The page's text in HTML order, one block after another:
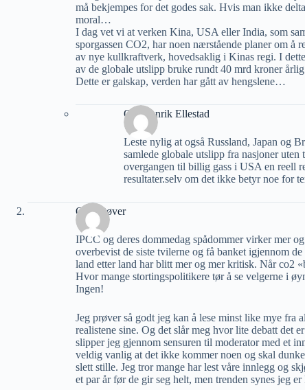
må bekjempes for det godes sak. Hvis man ikke
moral…
I dag vet vi at verken Kina, USA eller India, som
sporgassen CO2, har noen nærstående planer om å
av nye kullkraftverk, hovedsaklig i Kinas regi. I
av de globale utslipp bruke rundt 40 mrd kroner
Dette er galskap, verden har gått av hengslene…
Ole Henrik Ellestad
Leste nylig at også Russland, Japan og
samlede globale utslipp fra nasjoner
overgangen til billig gass i USA en reell
resultater.selv om det ikke betyr noe for
Otto Støver
IPCC og deres dommedag spådommer virker mer
overbevist de siste tvilerne og få banket igjennom
land etter land har blitt mer og mer kritisk. Når co2
Hvor mange stortingspolitikere tør å se velgerne i
Ingen!
Jeg prøver så godt jeg kan å lese minst like mye fra
realistene sine. Og det slår meg hvor lite debatt det
slipper jeg gjennom sensuren til moderator med et
veldig vanlig at det ikke kommer noen og skal
slett stille. Jeg tror mange har lest våre innlegg og
et par år før de gir seg helt, men trenden synes jeg